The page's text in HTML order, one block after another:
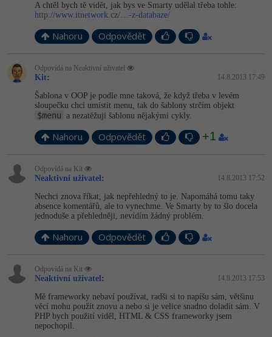
A chtěl bych tě vidět, jak bys ve Smarty udělal třeba tohle:
http://www.itnetwork.cz/…-z-databaze/
Nahoru Odpovědět
Odpovídá na Neaktivní uživatel
Kit: 14.8.2013 17:49
Šablona v OOP je podle mne taková, že když třeba v levém
sloupečku chci umístit menu, tak do šablony strčím objekt
$menu a nezatěžuji šablonu nějakými cykly.
Nahoru Odpovědět +1
Odpovídá na Kit
Neaktivní uživatel: 14.8.2013 17:52
Nechci znova říkat, jak nepřehledný to je. Napomáhá tomu taky
absence komentářů, ale to vynechme. Ve Smarty by to šlo docela
jednoduše a přehledněji, nevídím žádný problém.
Nahoru Odpovědět
Odpovídá na Kit
Neaktivní uživatel: 14.8.2013 17:53
Mě frameworky nebaví používat, radši si to napíšu sám, většinu
věcí mohu použít znovu a nebo si je velice snadno doladit sám. V
PHP bych použití viděl, HTML & CSS frameworky jsem
nepochopil.